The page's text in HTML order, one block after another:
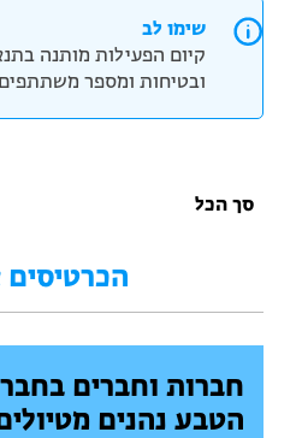
שימו לב
קיום הפעילות מותנה
ובטיחות ומספר משתתפים
סך הכל
הכרטיסים
חברות וחברים
הטבע נהנים